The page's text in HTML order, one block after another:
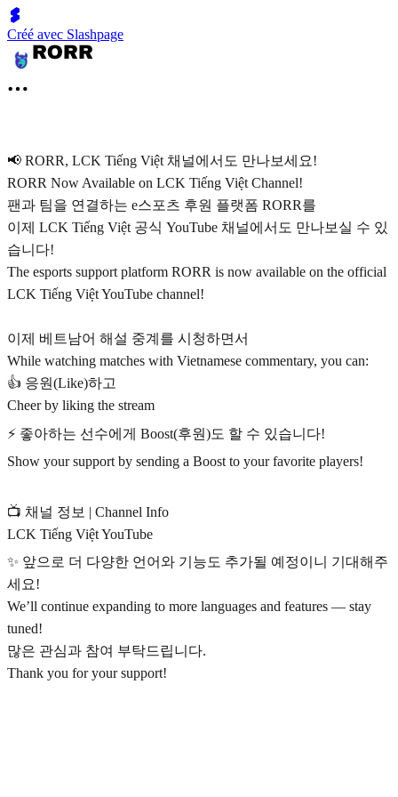
Créé avec Slashpage
📢 RORR, LCK Tiếng Việt 채널에서도 만나보세요!
RORR Now Available on LCK Tiếng Việt Channel!
팬과 팀을 연결하는 e스포츠 후원 플랫폼 RORR를
이제 LCK Tiếng Việt 공식 YouTube 채널에서도 만나보실 수 있
습니다!
The esports support platform RORR is now available on the official
LCK Tiếng Việt YouTube channel!
이제 베트남어 해설 중계를 시청하면서
While watching matches with Vietnamese commentary, you can:
👍 응원(Like)하고
Cheer by liking the stream
⚡️ 좋아하는 선수에게 Boost(후원)도 할 수 있습니다!
Show your support by sending a Boost to your favorite players!
📺 채널 정보 | Channel Info
LCK Tiếng Việt YouTube
✨ 앞으로 더 다양한 언어와 기능도 추가될 예정이니 기대해주
세요!
We’ll continue expanding to more languages and features — stay
tuned!
많은 관심과 참여 부탁드립니다.
Thank you for your support!